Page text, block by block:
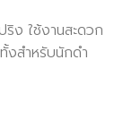
ง ใช้งานสะดวก
งสำหรับนักดำ